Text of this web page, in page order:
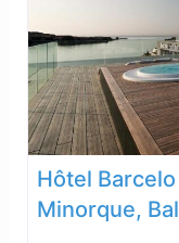
Hôtel
Minorque,